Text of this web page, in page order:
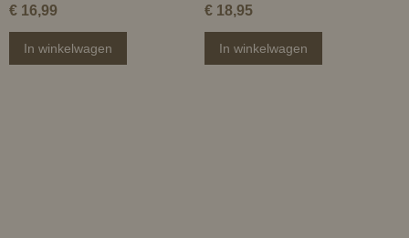
€ 16,99
In winkelwagen
€ 18,95
In winkelwagen